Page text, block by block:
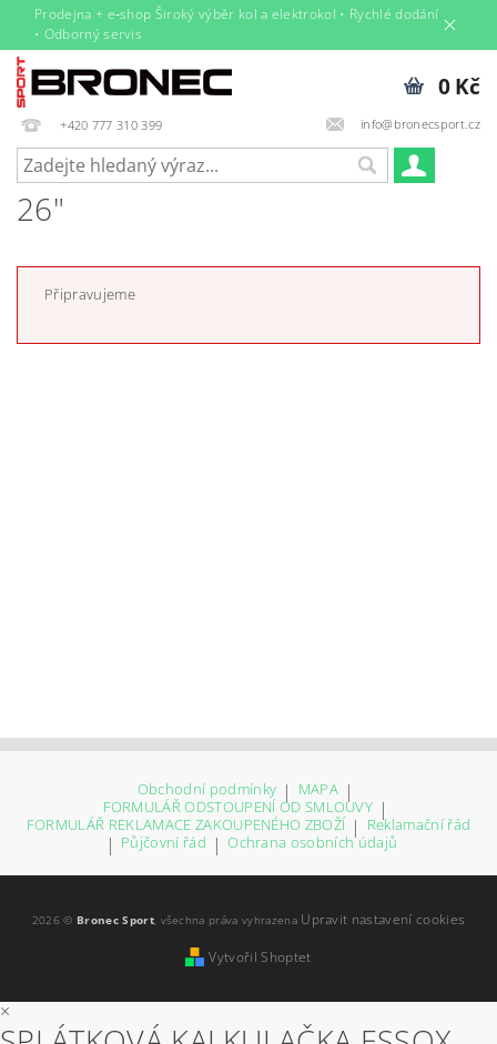
Prodejna + e‑shop Široký výběr kol a elektrokol • Rychlé dodání
• Odborný servis
+420 777 310 399 info@bronecsport.cz
0 Kč
26"
Připravujeme
Obchodní podmínky | MAPA |
FORMULÁŘ ODSTOUPENÍ OD SMLOUVY |
FORMULÁŘ REKLAMACE ZAKOUPENÉHO ZBOŽÍ | Reklamační řád
| Půjčovní řád | Ochrana osobních údajů
2026 © Bronec Sport, všechna práva vyhrazena Upravit nastavení cookies
Vytvořil Shoptet
×